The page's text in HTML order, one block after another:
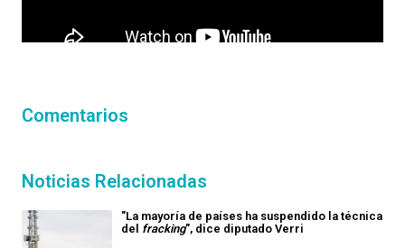
Comentarios
Noticias Relacionadas
"La mayoría de países ha suspendido la técnica
del fracking", dice diputado Verri